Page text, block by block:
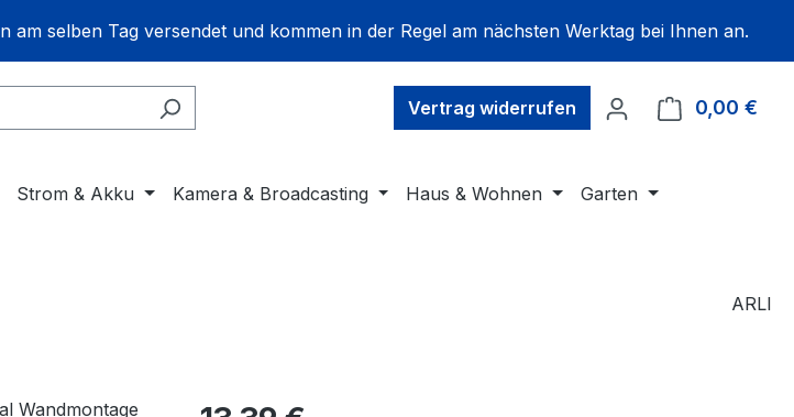
selben Tag versendet und kommen in der Regel am nächsten Werktag bei Ihnen an.
Vertrag widerrufen 0,00 €
Strom & Akku Kamera & Broadcasting Haus & Wohnen
Garten
ARLI